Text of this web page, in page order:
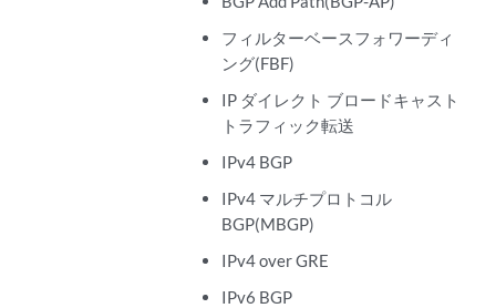
フィルターベースフォワーディ
ング(FBF)
IP ダイレクト ブロードキャスト
トラフィック転送
IPv4 BGP
IPv4 マルチプロトコル
BGP(MBGP)
IPv4 over GRE
IPv6 BGP